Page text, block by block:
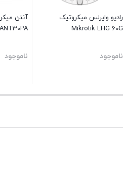
رادیو وایرلس میکروتیک
Mikrotik LHG 60G
ناموجود ناموجود